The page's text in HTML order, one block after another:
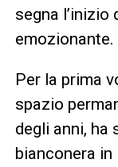
segna l’inizio
emozionante.
Per la prima
spazio
degli anni, ha
bianconera in